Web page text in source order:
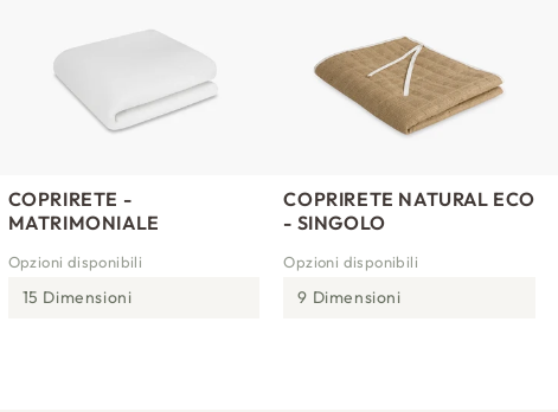
COPRIRETE -
MATRIMONIALE
Opzioni disponibili
15 Dimensioni
COPRIRETE NATURAL ECO
- SINGOLO
Opzioni disponibili
9 Dimensioni